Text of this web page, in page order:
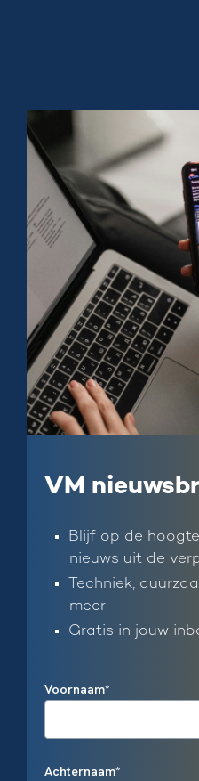
VM
Blijf op de
nieuws uit de
Techniek,
meer
Gratis in jouw
Voornaam*
Achternaam*